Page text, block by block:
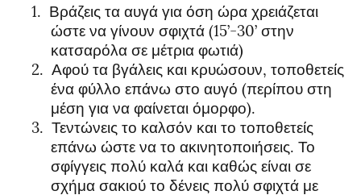
1. Βράζεις τα αυγά για όση ώρα χρειάζεται
ώστε να γίνουν σφιχτά (15’-30’ στην
κατσαρόλα σε μέτρια φωτιά)
2. Αφού τα βγάλεις και κρυώσουν, τοποθετείς
ένα φύλλο επάνω στο αυγό (περίπου στη
μέση για να φαίνεται όμορφο).
3. Τεντώνεις το καλσόν και το τοποθετείς
επάνω ώστε να το ακινητοποιήσεις. Το
σφίγγεις πολύ καλά και καθώς είναι σε
σχήμα σακιού το δένεις πολύ σφιχτά με